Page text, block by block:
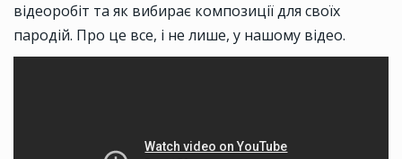
відеоробіт та як вибирає композиції для своїх
пародій. Про це все, і не лише, у нашому відео.